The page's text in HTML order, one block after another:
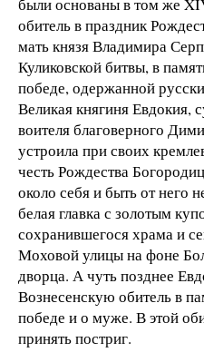
обитель в праздник
мать князя Владимира
Куликовской битвы, в
победе, одержанной
Великая княгиня Евдокия,
воителя благоверного
устроила при своих
честь Рождества
около себя и быть от него
белая главка с золотым
сохранившегося храма и
Моховой улицы на фоне
дворца. А чуть позднее
Вознесенскую обитель в
победе и о муже. В этой
принять постриг.